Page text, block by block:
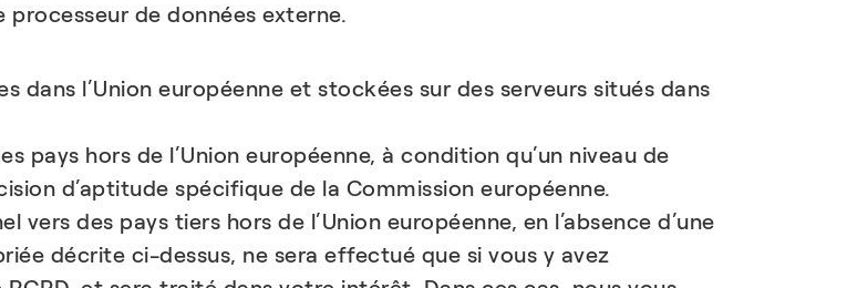
de données externe.
dans l’Union européenne et stockées sur des serveurs situés dans
pays hors de l’Union européenne, à condition qu’un niveau de
d’aptitude spécifique de la Commission européenne.
des pays tiers hors de l’Union européenne, en l’absence d’une
décrite ci-dessus, ne sera effectué que si vous y avez